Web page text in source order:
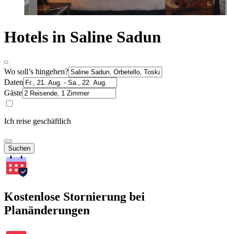
Hotels in Saline Sadun
Wo soll’s hingehen?
Daten
Gäste
Ich reise geschäftlich
Suchen
Kostenlose Stornierung bei
Planänderungen